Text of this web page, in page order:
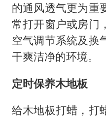
的通风透气更为重
常打开窗户或房门
空气调节系统及换
干爽洁净的环境。
定时保养木地板
给木地板打蜡，打